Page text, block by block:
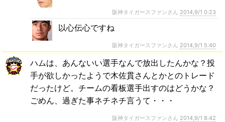
阪神タイガースファンさん 2014,9/1 0:23
以心伝心ですね
阪神タイガースファンさん 2014,9/1 5:40
ハムは、あんないい選手なんで放出したんかな？投
手が欲しかったようで木佐貫さんとかとのトレード
だったけど。チームの看板選手出すのはどうかな？
ごめん、過ぎた事ネチネチ言うて・・・
阪神タイガースファンさん 2014,9/1 8:42